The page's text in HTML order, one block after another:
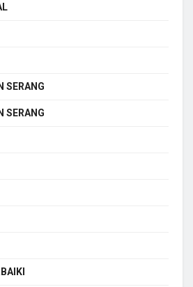
SERANG
SERANG